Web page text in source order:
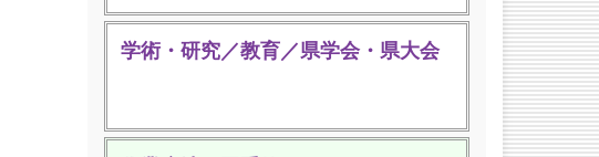
学術・研究／教育／県学会・県大会